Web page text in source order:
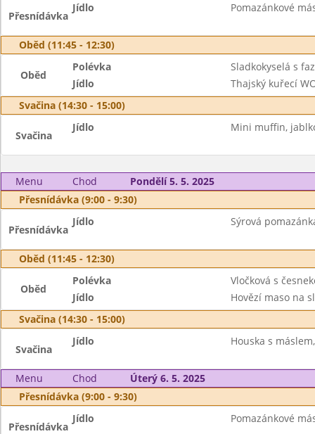
Přesnídávka
Jídlo Pomazánkové
Oběd (11:45 - 12:30)
Oběd
Polévka
Sladkokyselá s
Jídlo
Thajský kuřecí
Svačina (14:30 - 15:00)
Svačina
Jídlo Mini muffin,
Menu Chod
Pondělí 5. 5. 2025
Přesnídávka (9:00 - 9:30)
Přesnídávka
Jídlo Sýrová
Oběd (11:45 - 12:30)
Oběd
Polévka
Vločková s
Jídlo
Hovězí maso na
Svačina (14:30 - 15:00)
Svačina
Jídlo Houska s
Menu Chod
Úterý 6. 5. 2025
Přesnídávka (9:00 - 9:30)
Přesnídávka
Jídlo Pomazánkové